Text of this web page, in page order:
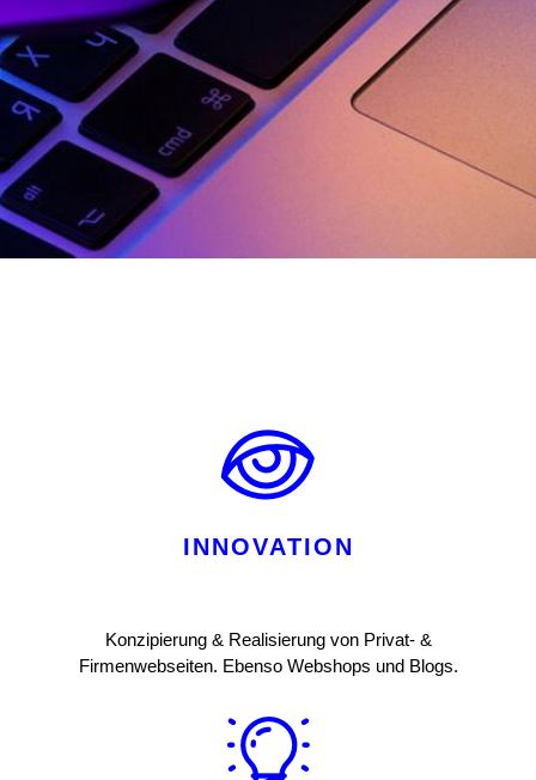
INNOVATION
Konzipierung & Realisierung von Privat- &
Firmenwebseiten. Ebenso Webshops und Blogs.